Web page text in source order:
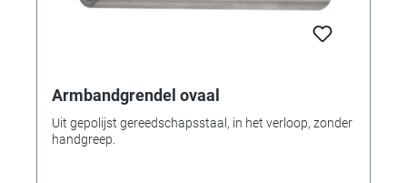
Armbandgrendel ovaal
Uit gepolijst gereedschapsstaal, in het verloop, zonder
handgreep.